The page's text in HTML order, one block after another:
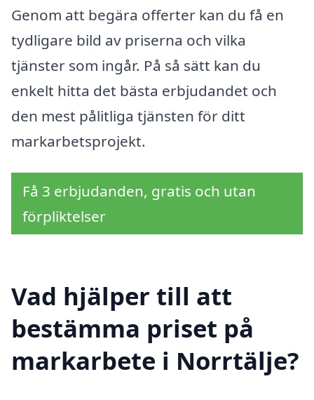
Genom att begära offerter kan du få en
tydligare bild av priserna och vilka
tjänster som ingår. På så sätt kan du
enkelt hitta det bästa erbjudandet och
den mest pålitliga tjänsten för ditt
markarbetsprojekt.
Få 3 erbjudanden, gratis och utan
förpliktelser
Vad hjälper till att
bestämma priset på
markarbete i Norrtälje?